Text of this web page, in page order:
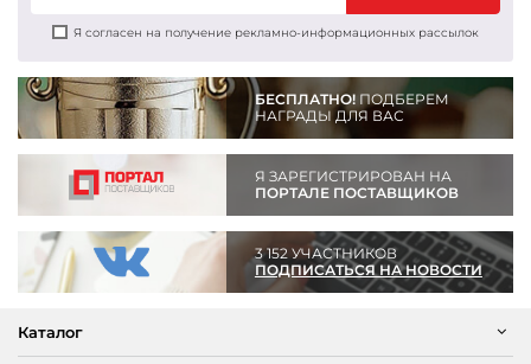
Я согласен на получение рекламно-информационных рассылок
БЕСПЛАТНО!ПОДБЕРЕМ
НАГРАДЫ ДЛЯ ВАС
Я ЗАРЕГИСТРИРОВАН НА
ПОРТАЛЕ ПОСТАВЩИКОВ
3 152 УЧАСТНИКОВ
ПОДПИСАТЬСЯ НА НОВОСТИ
Каталог